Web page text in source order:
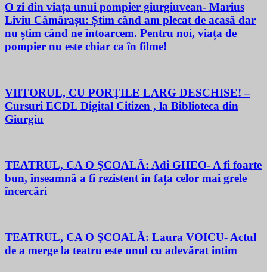
O zi din viața unui pompier giurgiuvean- Marius
Liviu Cămărașu: Știm când am plecat de acasă dar
nu știm când ne întoarcem. Pentru noi, viața de
pompier nu este chiar ca în filme!
VIITORUL, CU PORŢILE LARG DESCHISE! –
Cursuri ECDL Digital Citizen , la Biblioteca din
Giurgiu
TEATRUL, CA O ŞCOALĂ: Adi GHEO- A fi foarte
bun, înseamnă a fi rezistent în fața celor mai grele
încercări
TEATRUL, CA O ŞCOALĂ: Laura VOICU- Actul
de a merge la teatru este unul cu adevărat intim